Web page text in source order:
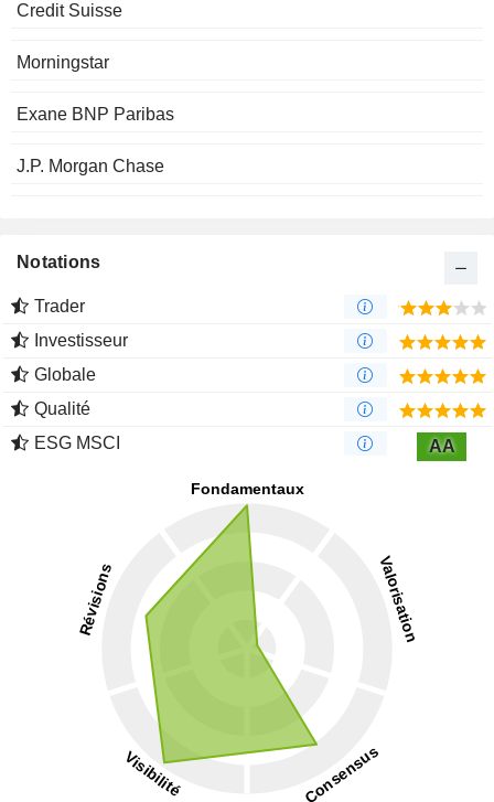
Credit Suisse
Morningstar
Exane BNP Paribas
J.P. Morgan Chase
Notations
Trader
Investisseur
Globale
Qualité
ESG MSCI
AA